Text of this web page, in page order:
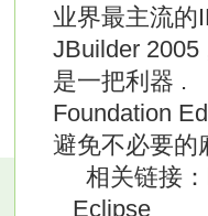
业界最主流的
JBuilder 2005
是一把利器 .
Foundation
避免不必要的
相关链接：
Eclipse